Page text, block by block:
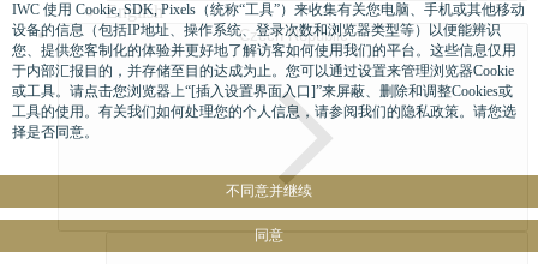
English
Czech Republic
IWC 使用 Cookie, SDK, Pixels（统称“工具”）来收集有关您电脑、手机或其他移动
设备的信息（包括IP地址、操作系统、登录次数和浏览器类型等）以便能辨识
您、提供您客制化的体验并更好地了解访客如何使用我们的平台。这些信息仅用
于内部汇报目的，并存储至目的达成为止。您可以通过设置来管理浏览器Cookie
或工具。请点击您浏览器上“[插入设置界面入口]”来屏蔽、删除和调整Cookies或
工具的使用。有关我们如何处理您的个人信息，请参阅我们的隐私政策。请您选
择是否同意。
不同意并继续
同意